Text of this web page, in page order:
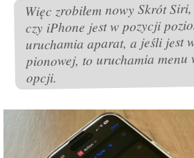
Więc zrobiłem nowy Skrót
czy iPhone jest w pozycji
uruchamia aparat, a jeśli jest
pionowej, to uruchamia menu
opcji.